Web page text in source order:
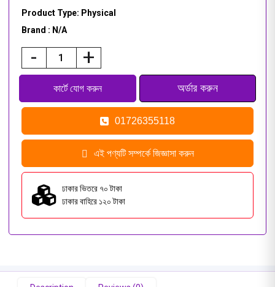
Product Type: Physical
Brand : N/A
- +
01726355118
এই পণ্যটি সম্পর্কে জিজ্ঞাসা করুন
ঢাকার ভিতরে ৭০ টাকা
ঢাকার বাহিরে ১২০ টাকা